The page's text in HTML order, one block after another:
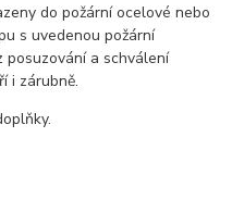
do požární ocelové nebo
s uvedenou požární
a schválení
i zárubně.